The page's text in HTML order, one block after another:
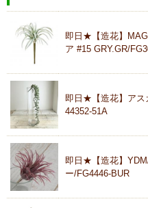
即日★【造花】
ア #15 GRY.GR/
即日★【造花】アス
44352-51A
即日★【造花】
ー/FG4446-BUR